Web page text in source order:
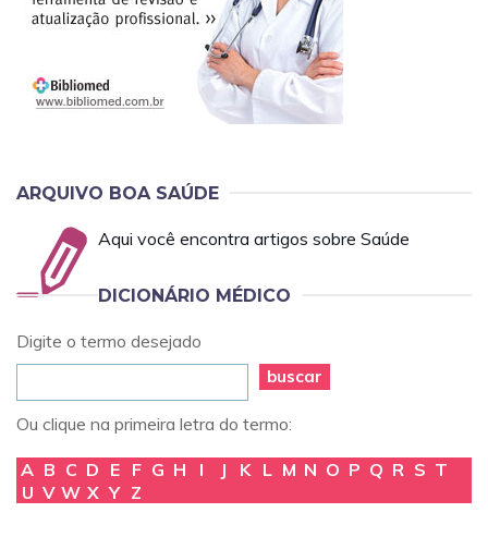
ARQUIVO BOA SAÚDE
Aqui você encontra artigos sobre Saúde
DICIONÁRIO MÉDICO
Digite o termo desejado
buscar
Ou clique na primeira letra do termo:
A B C D E F G H I J K L M N O P Q R S T
U V W X Y Z